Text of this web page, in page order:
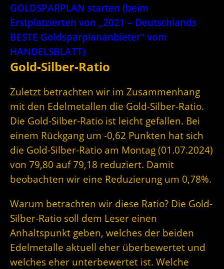
GOLDSPARPLAN starten (beim
Erstplatzierten von „2021 – Deutschlands
BESTE Goldsparplananbieter“ vom
HANDELSBLATT)
Gold-Silber-Ratio
Zuletzt betrachten wir im Zusammenhang
mit den Edelmetallen die Gold-Silber-Ratio.
Die Gold-Silber-Ratio ist leicht gefallen. Bei
einem Rückgang um -0,62 Punkten hat sich
die Gold-Silber-Ratio am Montag (01.07.2024)
von 79,80 auf 79,18 reduziert. Damit
beobachten wir eine Reduzierung um 0,78%.
Warum betrachten wir diese Ratio? Die Gold-
Silber-Ratio soll dem Leser einen
Anhaltspunkt geben, welches der beiden
Edelmetalle aktuell eher überbewertet und
welches eher unterbewertet ist. Welche